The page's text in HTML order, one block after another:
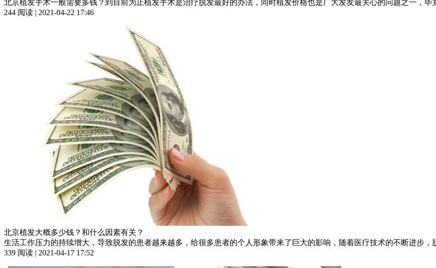
北京植发手术一般需要多钱？到目前为止植发手术是治疗脱发最好的办法，同时植发价格也是广大发友最关心的问题之一，毕
244 阅读 | 2021-04-22 17:46
北京植发大概多少钱？和什么因素有关？
生活工作压力的持续增大，导致脱发的患者越来越多，给很多患者的个人形象带来了巨大的影响，随着医疗技术的不断进步，
339 阅读 | 2021-04-17 17:52